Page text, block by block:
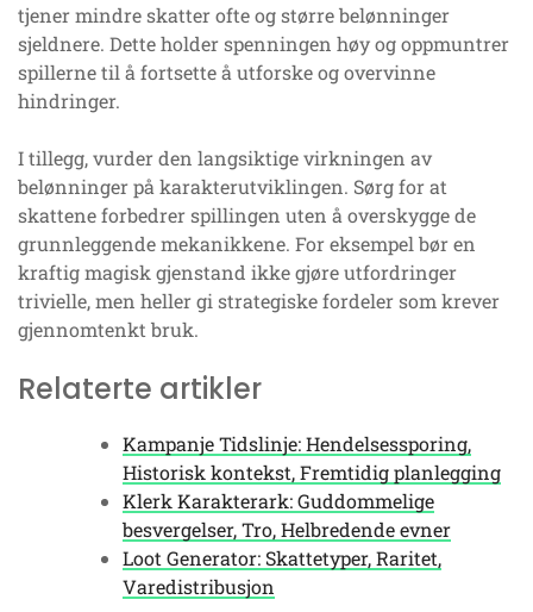
tjener mindre skatter ofte og større belønninger
sjeldnere. Dette holder spenningen høy og oppmuntrer
spillerne til å fortsette å utforske og overvinne
hindringer.
I tillegg, vurder den langsiktige virkningen av
belønninger på karakterutviklingen. Sørg for at
skattene forbedrer spillingen uten å overskygge de
grunnleggende mekanikkene. For eksempel bør en
kraftig magisk gjenstand ikke gjøre utfordringer
trivielle, men heller gi strategiske fordeler som krever
gjennomtenkt bruk.
Relaterte artikler
Kampanje Tidslinje: Hendelsessporing,
Historisk kontekst, Fremtidig planlegging
Klerk Karakterark: Guddommelige
besvergelser, Tro, Helbredende evner
Loot Generator: Skattetyper, Raritet,
Varedistribusjon